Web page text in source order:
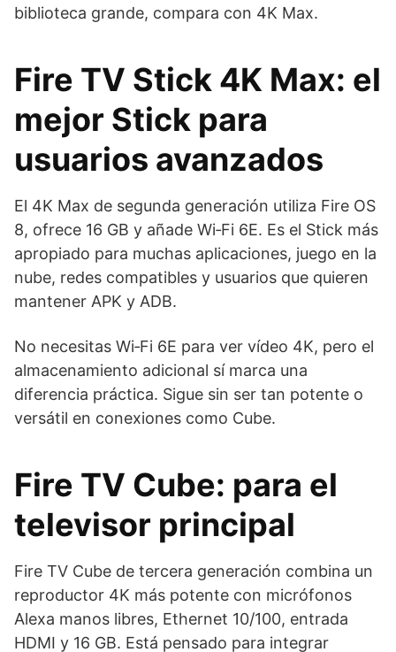
biblioteca grande, compara con 4K Max.
Fire TV Stick 4K Max: el
mejor Stick para
usuarios avanzados
El 4K Max de segunda generación utiliza Fire OS
8, ofrece 16 GB y añade Wi‑Fi 6E. Es el Stick más
apropiado para muchas aplicaciones, juego en la
nube, redes compatibles y usuarios que quieren
mantener APK y ADB.
No necesitas Wi‑Fi 6E para ver vídeo 4K, pero el
almacenamiento adicional sí marca una
diferencia práctica. Sigue sin ser tan potente o
versátil en conexiones como Cube.
Fire TV Cube: para el
televisor principal
Fire TV Cube de tercera generación combina un
reproductor 4K más potente con micrófonos
Alexa manos libres, Ethernet 10/100, entrada
HDMI y 16 GB. Está pensado para integrar